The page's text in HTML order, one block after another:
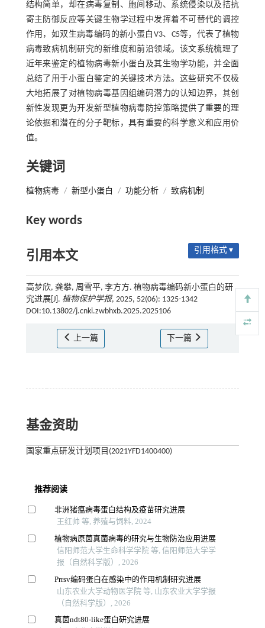
结构简单，却在病毒复制、胞间移动、系统侵染以及拮抗
寄主防御反应等关键生物学过程中发挥着不可替代的调控
作用，如双生病毒编码的新小蛋白V3、C5等，代表了植物
病毒致病机制研究的新维度和前沿领域。该文系统梳理了
近年来鉴定的植物病毒新小蛋白及其生物学功能，并全面
总结了用于小蛋白鉴定的关键技术方法。这些研究不仅极
大地拓展了对植物病毒基因组编码潜力的认知边界，其创
新性发现更为开发新型植物病毒防控策略提供了重要的理
论依据和潜在的分子靶标，具有重要的科学意义和应用价
值。
关键词
植物病毒 / 新型小蛋白 / 功能分析 / 致病机制
Key words
引用本文 引用格式 ▾
高梦欣, 龚攀, 周雪平, 李方方. 植物病毒编码新小蛋白的研
究进展[J]. 植物保护学报, 2025, 52(06): 1325-1342
DOI:10.13802/j.cnki.zwbhxb.2025.2025106
上一篇 下一篇
基金资助
国家重点研发计划项目(2021YFD1400400)